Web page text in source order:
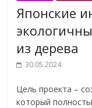
Японские
из дерева
30.05.2024
Цель проекта –
который